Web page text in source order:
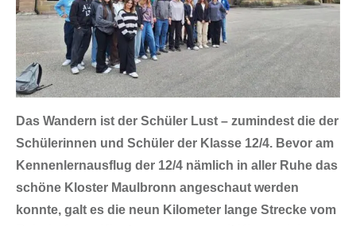
Das Wandern ist der Schüler Lust – zumindest die der
Schülerinnen und Schüler der Klasse 12/4. Bevor am
Kennenlernausflug der 12/4 nämlich in aller Ruhe das
schöne Kloster Maulbronn angeschaut werden
konnte, galt es die neun Kilometer lange Strecke vom